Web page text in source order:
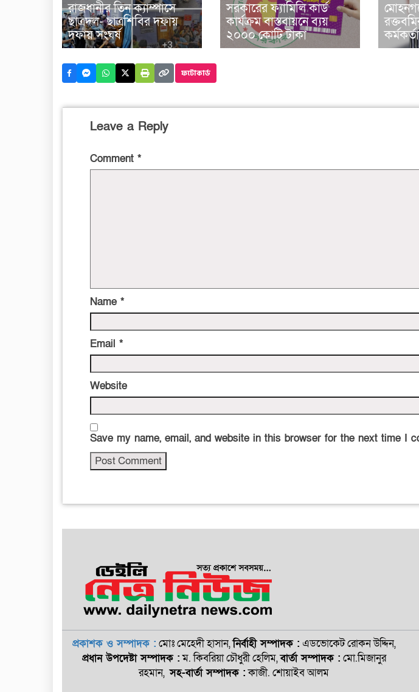
রাজধানীর তিন ক্যাম্পাসে
ছাত্রদল- ছাত্রশিবির দফায়
দফায় সংঘর্ষ
সরকারের ফ্যামিলি কার্ড
কার্যক্রম বাস্তবায়নে ব্যয়
২০০০ কোটি টাকা
ফটোকার্ড
Leave a Reply
Comment *
Name *
Email *
Website
Save my name, email, and website in this browser for the next time I
প্রকাশক ও সম্পাদক : মোঃ মেহেদী হাসান,নির্বাহী সম্পাদক : এডভোকেট রোকন ‍উদ্দিন,
প্রধান উপদেষ্টা সম্পাদক :ম. কিবরিয়া চৌধুরী হেলিম,বার্তা সম্পাদক : মো.মিজানুর
রহমান,সহ-বার্তা সম্পাদক :কাজী. শোয়াইব আলম